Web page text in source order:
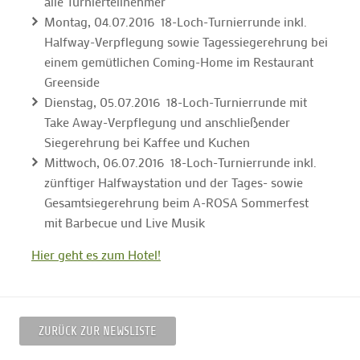
Montag, 04.07.2016 18-Loch-Turnierrunde inkl.
Halfway-Verpflegung sowie Tagessiegerehrung bei
einem gemütlichen Coming-Home im Restaurant
Greenside
Dienstag, 05.07.2016 18-Loch-Turnierrunde mit
Take Away-Verpflegung und anschließender
Siegerehrung bei Kaffee und Kuchen
Mittwoch, 06.07.2016 18-Loch-Turnierrunde inkl.
zünftiger Halfwaystation und der Tages- sowie
Gesamtsiegerehrung beim A-ROSA Sommerfest
mit Barbecue und Live Musik
Hier geht es zum Hotel!
ZURÜCK ZUR NEWSLISTE